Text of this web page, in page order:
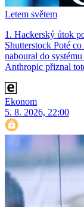
Letem světem
1. Hackerský útok
Shutterstock Poté
naboural do
Anthro­pic přiznal
Ekonom
5. 8. 2026, 22:00